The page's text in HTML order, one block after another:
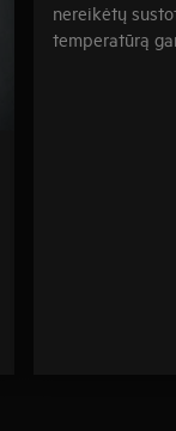
nereikėtų
temperatūrą